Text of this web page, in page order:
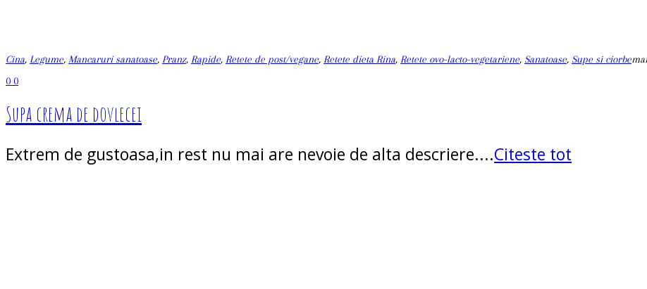
Cina, Legume, Mancaruri sanatoase, Pranz, Rapide, Retete de post/vegane, Retete dieta Rina, Retete ovo-lacto-vegetariene, Sanatoase, Supe si ciorbe
0 0
Supa crema de dovlecei
Extrem de gustoasa,in rest nu mai are nevoie de alta descriere....Citeste tot